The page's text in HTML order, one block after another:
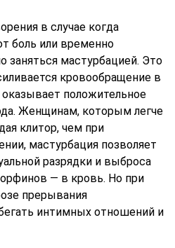
в случае когда
боль или временно
заняться мастурбацией. Это
кровообращение в
оказывает положительное
Женщинам, которым легче
клитор, чем при
мастурбация позволяет
разрядки и выброса
— в кровь. Но при
прерывания
интимных отношений и